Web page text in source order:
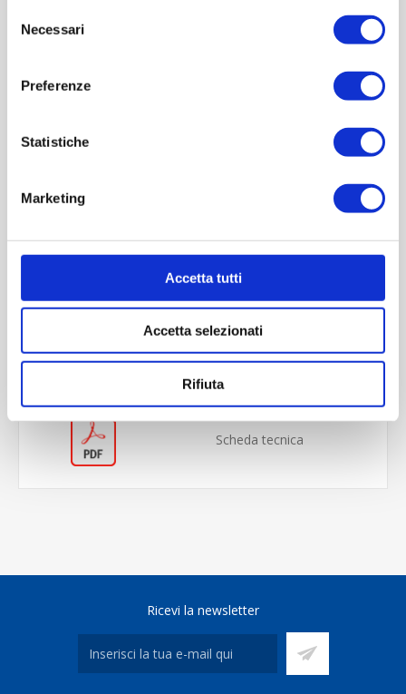
delNecessari
Preferenze
Statistiche
Marketing
Accetta tutti
Accetta selezionati
Rifiuta
OVERVIEW
REVIEWS
Scheda tecnica
Ricevi la newsletter